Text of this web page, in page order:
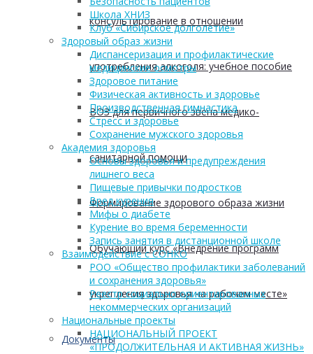
консультирование в отношении
употребления алкоголя: учебное пособие
ВОЗ для первичного звена медико-
санитарной помощи
Формирование здорового образа жизни
Обучающий курс «Внедрение программ
укрепления здоровья на рабочем месте»
Документы
Школа ХНИЗ
Клуб «Сибирское долголетие»
Здоровый образ жизни
Диспансеризация и профилактические
медицинские осмотры
Здоровое питание
Физическая активность и здоровье
Производственная гимнастика
Стресс и здоровье
Сохранение мужского здоровья
Академия здоровья
Основы здоровья и предупреждения
лишнего веса
Пищевые привычки подростков
Вред курения
Мифы о диабете
Курение во время беременности
Запись занятия в дистанционной школе
Взаимодействие с СОНКО
РОО «Общество профилактики заболеваний
и сохранения здоровья»
Реестр социально ориентированных
некоммерческих организаций
Национальные проекты
НАЦИОНАЛЬНЫЙ ПРОЕКТ
«ПРОДОЛЖИТЕЛЬНАЯ И АКТИВНАЯ ЖИЗНЬ»